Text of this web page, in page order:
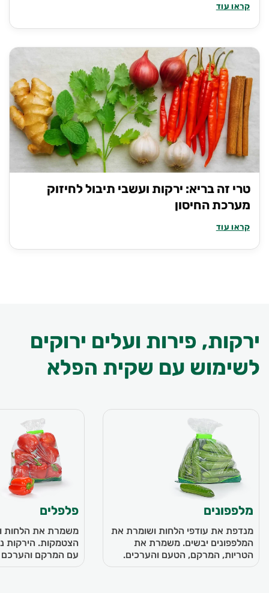
קראו עוד
טרי זה בריא: ירקות ועשבי תיבול לחיזוק
מערכת החיסון
קראו עוד
ירקות, פירות ועלים ירוקים
לשימוש עם שקית הפלא
מלפפונים
מנדפת את עודפי הלחות ושומרת את
המלפפונים יבשים. משמרת את
הטריות, המרקם, הטעם והערכים.
פלפלים
משמרת את הלחות
הצטמקות. הירקות
עם המרקם והערכם